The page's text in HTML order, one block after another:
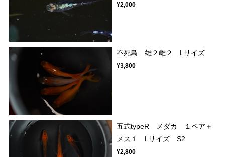
¥2,000
不死鳥 雄２雌２ Lサイズ
¥3,800
五式typeR メダカ １ペア＋
メス１ Lサイズ S2
¥2,800